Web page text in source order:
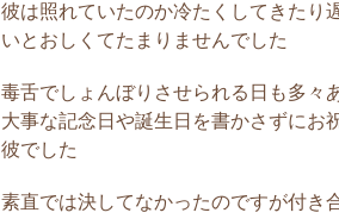
彼氏と
間があ
やビデ
彼は照れていたのか冷たくしてきたり
いとおしくてたまりませんでした
毒舌でしょんぼりさせられる日も多々
大事な記念日や誕生日を書かさずにお
彼でした
素直では決してなかったのですが付き